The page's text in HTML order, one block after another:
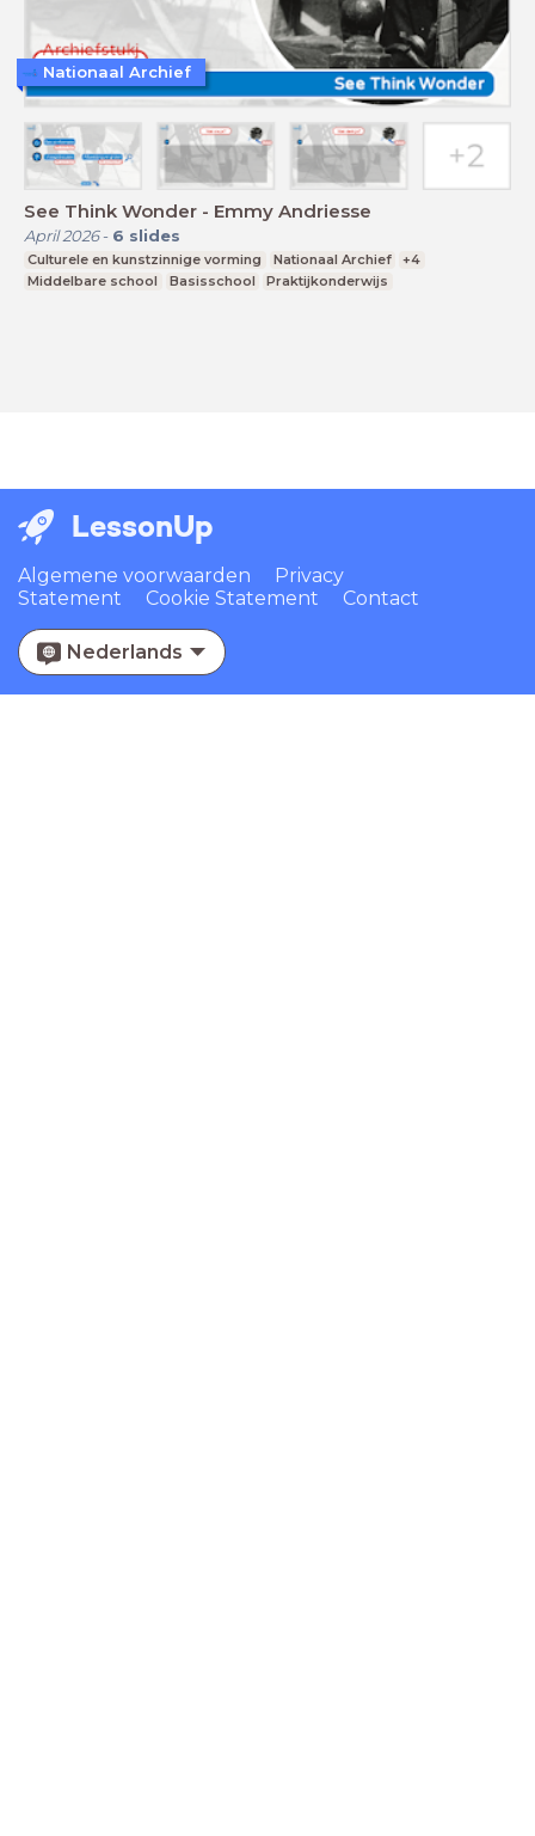
See Think Wonder - Emmy Andriesse
April 2026- 6 slides
Culturele en kunstzinnige vorming Nationaal Archief
+4
Middelbare school
Basisschool Praktijkonderwijs
Nationaal Archief
LessonUp
Algemene voorwaarden
Privacy
Statement
Cookie Statement Contact
Nederlands